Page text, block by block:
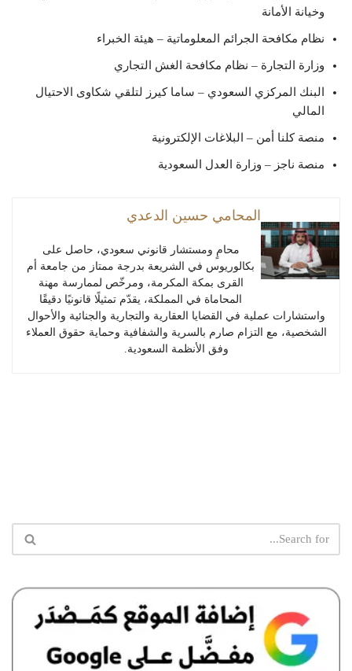
وخيانة الأمانة
نظام مكافحة الجرائم المعلوماتية – هيئة الخبراء
وزارة التجارة – نظام مكافحة الغش التجاري
البنك المركزي السعودي – ساما كيرز لتلقي شكاوى الاحتيال
المالي
منصة كلنا أمن – البلاغات الإلكترونية
منصة ناجز – وزارة العدل السعودية
المحامي حسين الدعدي
محامٍ ومستشار قانوني سعودي، حاصل على
بكالوريوس في الشريعة بدرجة ممتاز من جامعة أم
القرى بمكة المكرمة، ومرخّص لممارسة مهنة
المحاماة في المملكة، يقدّم تمثيلًا قانونيًا دقيقًا
واستشارات عملية في القضايا العقارية والتجارية والجنائية والأحوال
الشخصية، مع التزام صارم بالسرية والشفافية وحماية حقوق العملاء
وفق الأنظمة السعودية.